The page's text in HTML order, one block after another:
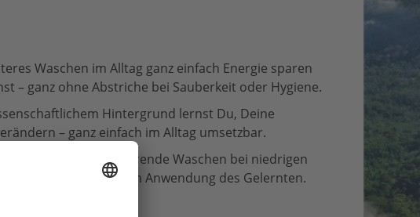
Waschen im Alltag ganz einfach Energie sparen
– ganz ohne Abstriche bei Sauberkeit oder Hygiene.
Hintergrund lernst Du, Deine
– ganz einfach im Alltag umsetzbar.
rund ums energiesparende Waschen bei niedrigen
Spiel zur praktischen Anwendung des Gelernten.